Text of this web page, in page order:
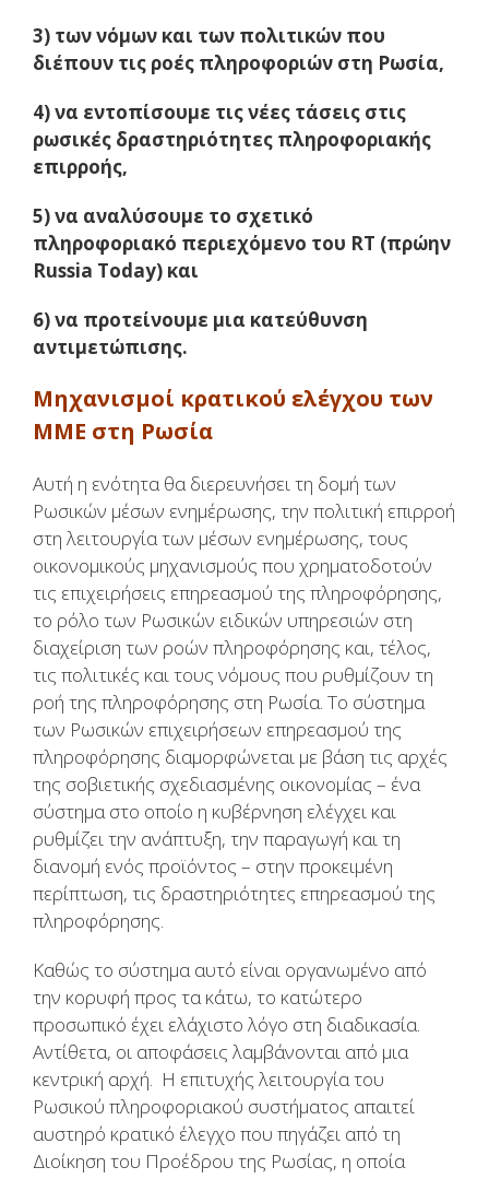
3) των νόμων και των πολιτικών που
διέπουν τις ροές πληροφοριών στη Ρωσία,
4) να εντοπίσουμε τις νέες τάσεις στις
ρωσικές δραστηριότητες πληροφοριακής
επιρροής,
5) να αναλύσουμε το σχετικό
πληροφοριακό περιεχόμενο του RT (πρώην
Russia Today) και
6) να προτείνουμε μια κατεύθυνση
αντιμετώπισης.
Μηχανισμοί κρατικού ελέγχου των
ΜΜΕ στη Ρωσία
Αυτή η ενότητα θα διερευνήσει τη δομή των
Ρωσικών μέσων ενημέρωσης, την πολιτική επιρροή
στη λειτουργία των μέσων ενημέρωσης, τους
οικονομικούς μηχανισμούς που χρηματοδοτούν
τις επιχειρήσεις επηρεασμού της πληροφόρησης,
το ρόλο των Ρωσικών ειδικών υπηρεσιών στη
διαχείριση των ροών πληροφόρησης και, τέλος,
τις πολιτικές και τους νόμους που ρυθμίζουν τη
ροή της πληροφόρησης στη Ρωσία. Το σύστημα
των Ρωσικών επιχειρήσεων επηρεασμού της
πληροφόρησης διαμορφώνεται με βάση τις αρχές
της σοβιετικής σχεδιασμένης οικονομίας – ένα
σύστημα στο οποίο η κυβέρνηση ελέγχει και
ρυθμίζει την ανάπτυξη, την παραγωγή και τη
διανομή ενός προϊόντος – στην προκειμένη
περίπτωση, τις δραστηριότητες επηρεασμού της
πληροφόρησης.
Καθώς το σύστημα αυτό είναι οργανωμένο από
την κορυφή προς τα κάτω, το κατώτερο
προσωπικό έχει ελάχιστο λόγο στη διαδικασία.
Αντίθετα, οι αποφάσεις λαμβάνονται από μια
κεντρική αρχή. Η επιτυχής λειτουργία του
Ρωσικού πληροφοριακού συστήματος απαιτεί
αυστηρό κρατικό έλεγχο που πηγάζει από τη
Διοίκηση του Προέδρου της Ρωσίας, η οποία